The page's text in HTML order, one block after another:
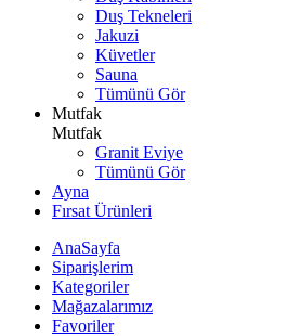
Duş Tekneleri
Jakuzi
Küvetler
Sauna
Tümünü Gör
Mutfak
Mutfak
Granit Eviye
Tümünü Gör
Ayna
Fırsat Ürünleri
AnaSayfa
Siparişlerim
Kategoriler
Mağazalarımız
Favoriler